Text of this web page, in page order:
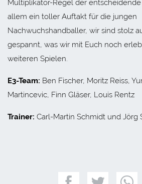
Multiplikator-Regel der entscheidende
allem ein toller Auftakt für die jungen
Nachwuchshandballer, wir sind stolz
gespannt, was wir mit Euch noch
weiteren Spielen.
E3-Team: Ben Fischer, Moritz Reiss,
Martincevic, Finn Gläser, Louis Rentz
Trainer: Carl-Martin Schmidt und Jörg